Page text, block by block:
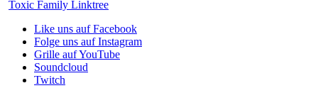
Toxic Family Linktree
Like uns auf Facebook
Folge uns auf Instagram
Grille auf YouTube
Soundcloud
Twitch